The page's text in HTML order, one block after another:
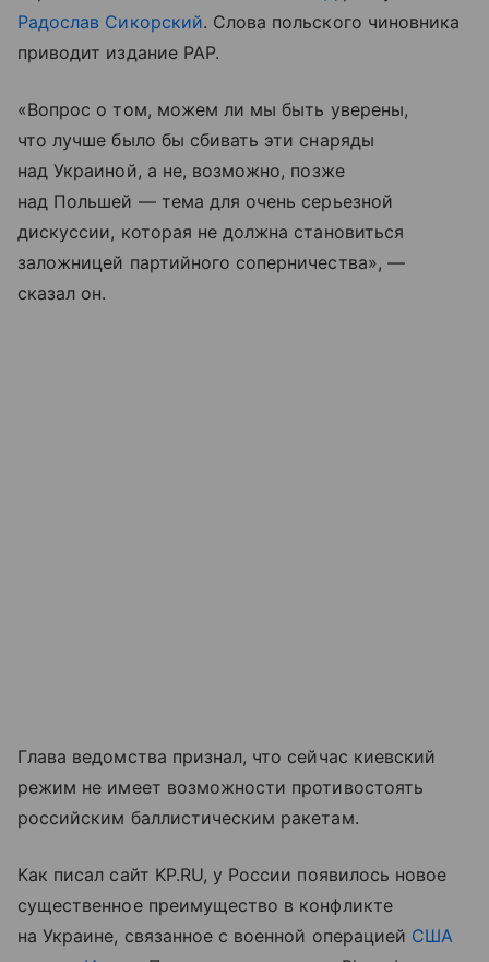
Радослав Сикорский. Слова польского чиновника
приводит издание PAP.
«Вопрос о том, можем ли мы быть уверены,
что лучше было бы сбивать эти снаряды
над Украиной, а не, возможно, позже
над Польшей — тема для очень серьезной
дискуссии, которая не должна становиться
заложницей партийного соперничества», —
сказал он.
Глава ведомства признал, что сейчас киевский
режим не имеет возможности противостоять
российским баллистическим ракетам.
Как писал сайт KP.RU, у России появилось новое
существенное преимущество в конфликте
на Украине, связанное с военной операцией США